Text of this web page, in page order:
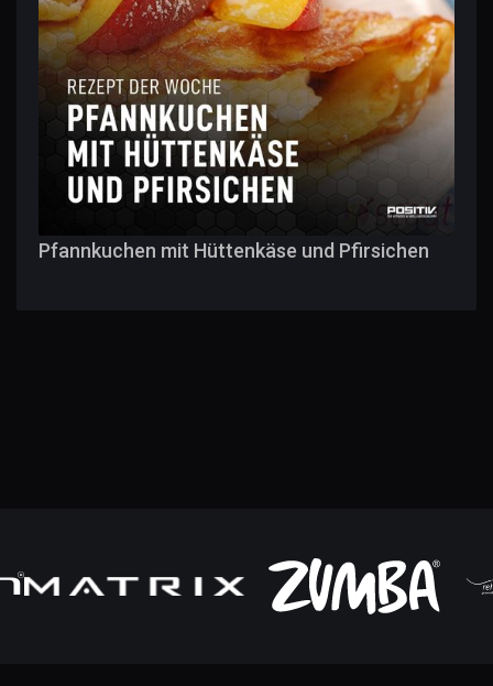
Pfannkuchen mit Hüttenkäse und Pfirsichen